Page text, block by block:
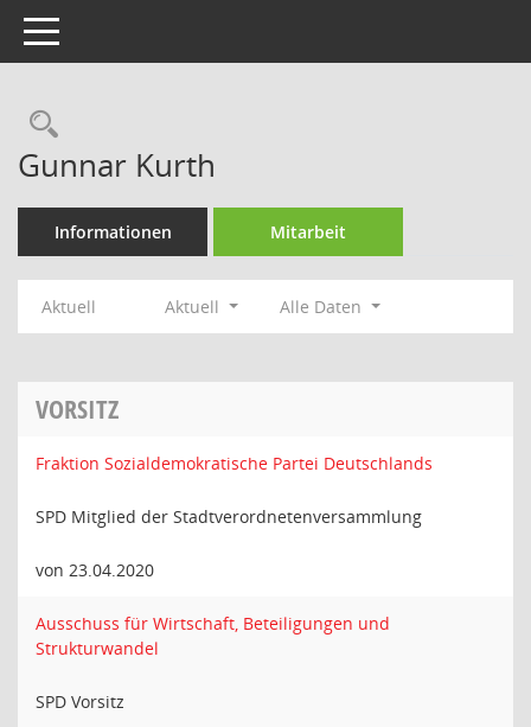
Toggle navigation
Rechercheauswahl
Gunnar Kurth
Informationen Mitarbeit
Aktuell Aktuell Alle Daten
VORSITZ
Fraktion Sozialdemokratische Partei Deutschlands
SPD Mitglied der Stadtverordnetenversammlung
von 23.04.2020
Ausschuss für Wirtschaft, Beteiligungen und
Strukturwandel
SPD Vorsitz